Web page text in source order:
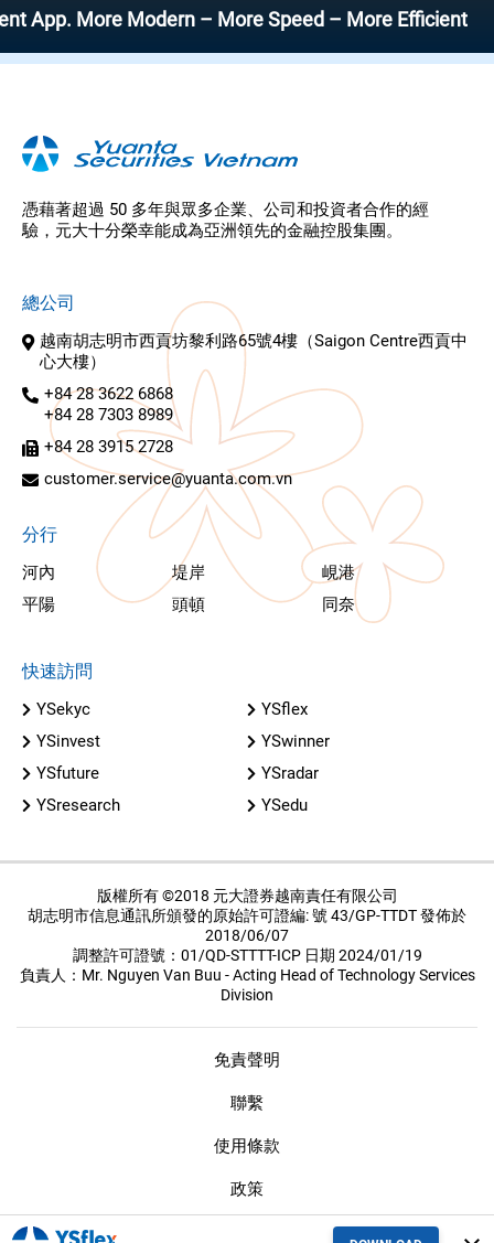
More Modern – More Speed – More Efficient
憑藉著超過 50 多年與眾多企業、公司和投資者合作的經
驗，元大十分榮幸能成為亞洲領先的金融控股集團。
總公司
越南胡志明市西貢坊黎利路65號4樓（Saigon Centre西貢中
心大樓）
+84 28 3622 6868
+84 28 7303 8989
+84 28 3915 2728
customer.service@yuanta.com.vn
分行
河內 堤岸
峴港
平陽
頭頓 同奈
快速訪問
YSekyc
YSflex
YSinvest
YSwinner
YSfuture
YSradar
YSresearch
YSedu
版權所有 ©2018 元大證券越南責任有限公司
胡志明市信息通訊所頒發的原始許可證編: 號 43/GP-TTDT 發佈於
2018/06/07
調整許可證號：01/QD-STTTT-ICP 日期 2024/01/19
負責人：Mr. Nguyen Van Buu - Acting Head of Technology Services
Division
免責聲明
聯繫
使用條款
政策